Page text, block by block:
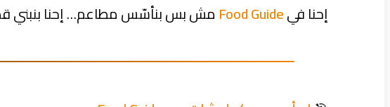
إحنا فيFood Guide مش بس بنأسّس مطاعم… إحنا بنبني